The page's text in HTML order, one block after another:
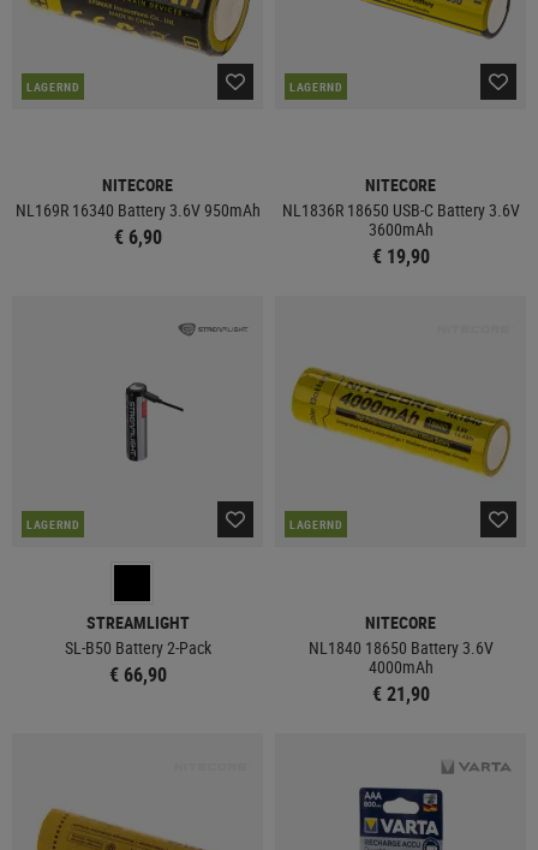
LAGERND
NITECORE
NL169R 16340 Battery 3.6V 950mAh
€ 6,90
LAGERND
NITECORE
NL1836R 18650 USB-C Battery 3.6V
3600mAh
€ 19,90
LAGERND
STREAMLIGHT
SL-B50 Battery 2-Pack
€ 66,90
LAGERND
NITECORE
NL1840 18650 Battery 3.6V
4000mAh
€ 21,90